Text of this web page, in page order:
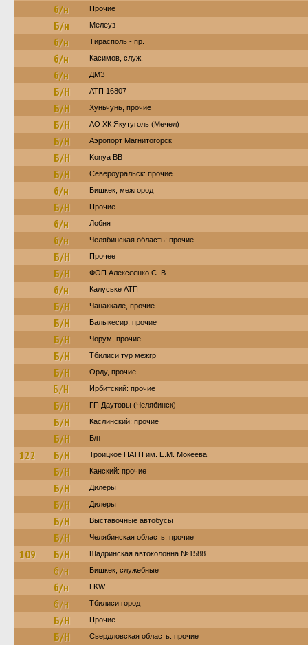
б/н Прочие
Б/н Мелеуз
б/н Тирасполь - пр.
б/н Касимов, служ.
б/н ДМЗ
Б/Н АТП 16807
Б/Н Хуньчунь, прочие
Б/Н АО ХК Якутуголь (Мечел)
Б/Н Аэропорт Магнитогорск
Б/Н Konya BB
Б/Н Североуральск: прочие
б/н Бишкек, межгород
Б/Н Прочие
б/н Лобня
б/н Челябинская область: прочие
Б/Н Прочее
Б/Н ФОП Алексєєнко С. В.
б/н Калуське АТП
Б/Н Чанаккале, прочие
Б/Н Балыкесир, прочие
Б/Н Чорум, прочие
Б/Н Тбилиси тур межгр
Б/Н Орду, прочие
Б/Н Ирбитский: прочие
Б/Н ГП Даутовы (Челябинск)
Б/Н Каслинский: прочие
Б/Н Б/н
122 Б/Н Троицкое ПАТП им. Е.М. Мокеева
Б/Н Канский: прочие
Б/Н Дилеры
Б/Н Дилеры
Б/Н Выставочные автобусы
Б/Н Челябинская область: прочие
109 Б/Н Шадринская автоколонна №1588
б/н Бишкек, служебные
б/н LKW
б/н Тбилиси город
Б/Н Прочие
Б/Н Свердловская область: прочие